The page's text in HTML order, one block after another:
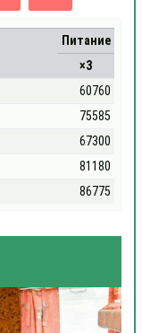
Питание
×3
60760
75585
67300
81180
86775